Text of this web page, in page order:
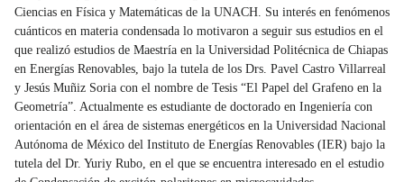
Ciencias en Física y Matemáticas de la UNACH. Su interés en fenómenos
cuánticos en materia condensada lo motivaron a seguir sus estudios en el
que realizó estudios de Maestría en la Universidad Politécnica de Chiapas
en Energías Renovables, bajo la tutela de los Drs. Pavel Castro Villarreal
y Jesús Muñiz Soria con el nombre de Tesis “El Papel del Grafeno en la
Geometría”. Actualmente es estudiante de doctorado en Ingeniería con
orientación en el área de sistemas energéticos en la Universidad Nacional
Autónoma de México del Instituto de Energías Renovables (IER) bajo la
tutela del Dr. Yuriy Rubo, en el que se encuentra interesado en el estudio